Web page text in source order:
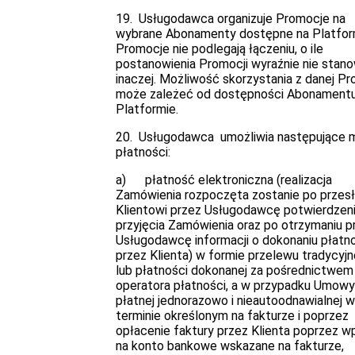
19. Usługodawca organizuje Promocje na
wybrane Abonamenty dostępne na
Promocje nie podlegają łączeniu, o ile
postanowienia Promocji wyraźnie nie
inaczej. Możliwość skorzystania z danej
może zależeć od dostępności
Platformie.
20. Usługodawca umożliwia następujące
płatności:
a) płatność elektroniczna (realizacja
Zamówienia rozpoczęta zostanie po
Klientowi przez Usługodawcę
przyjęcia Zamówienia oraz po otrzymaniu
Usługodawcę informacji o dokonaniu
przez Klienta) w formie przelewu
lub płatności dokonanej za pośrednictwem
operatora płatności, a w przypadku Umowy
płatnej jednorazowo i nieautoodnawialnej w
terminie określonym na fakturze i poprzez
opłacenie faktury przez Klienta poprzez
na konto bankowe wskazane na fakturze,